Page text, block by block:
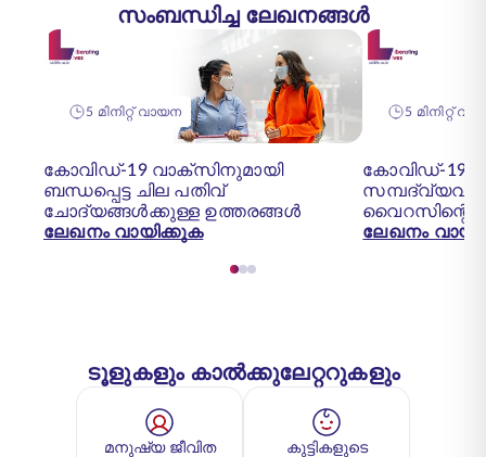
സംബന്ധിച്ച ലേഖനങ്ങൾ
5 മിനിറ്റ് വായന
കോവിഡ്-19 വാക്സിനുമായി
ബന്ധപ്പെട്ട ചില പതിവ്
ചോദ്യങ്ങൾക്കുള്ള ഉത്തരങ്ങൾ
ലേഖനം വായിക്കുക
5 മിനിറ്റ്
കോവിഡ്-19
വൈറസിന്റെ
ലേഖനം
ടൂളുകളും കാൽക്കുലേറ്ററുകളും
മനുഷ്യ ജീവിത
കുട്ടികളുടെ